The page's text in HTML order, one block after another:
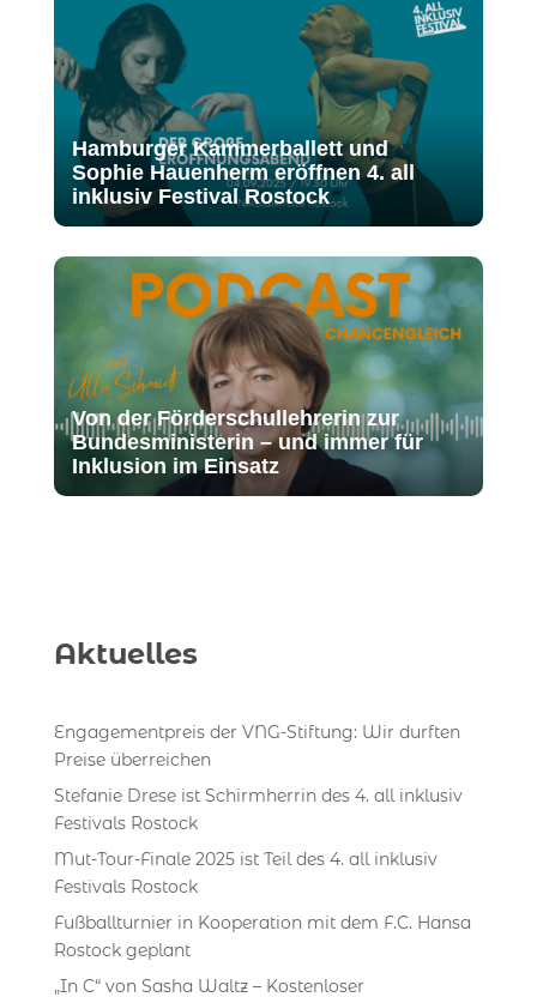
Hamburger Kammerballett und
Sophie Hauenherm eröffnen 4. all
inklusiv Festival Rostock
Von der Förderschullehrerin zur
Bundesministerin – und immer für
Inklusion im Einsatz
Aktuelles
Engagementpreis der VNG-Stiftung: Wir durften
Preise überreichen
Stefanie Drese ist Schirmherrin des 4. all inklusiv
Festivals Rostock
Mut-Tour-Finale 2025 ist Teil des 4. all inklusiv
Festivals Rostock
Fußballturnier in Kooperation mit dem F.C. Hansa
Rostock geplant
„In C“ von Sasha Waltz – Kostenloser